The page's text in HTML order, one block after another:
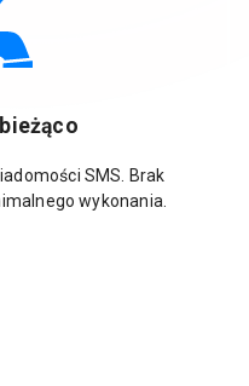
SMS. Brak
wykonania.